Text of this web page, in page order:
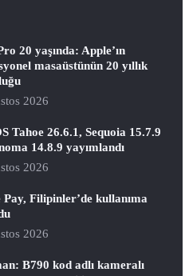
20 yaşında: Apple’ın
masaüstünün 20 yıllık
2026
Tahoe 26.6.1, Sequoia 15.7.9
14.8.9 yayımlandı
2026
Pay, Filipinler’de kullanıma
2026
B790 kod adlı kameralı